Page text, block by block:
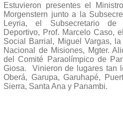
Estuvieron presentes el
Morgenstern junto a la
Leyria, el Subsecretario de
Deportivo, Prof. Marcelo Caso,
Social Barrial, Miguel Vargas,
Nacional de Misiones, Mgter.
del Comité Paraolímpico de
Giosa. Vinieron de lugares tan
Oberá, Garupa, Garuhapé,
Sierra, Santa Ana y Panambi.